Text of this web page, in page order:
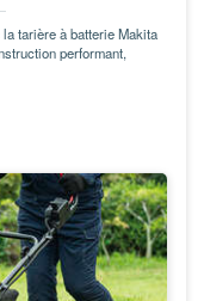
tarière à batterie Makita
performant,